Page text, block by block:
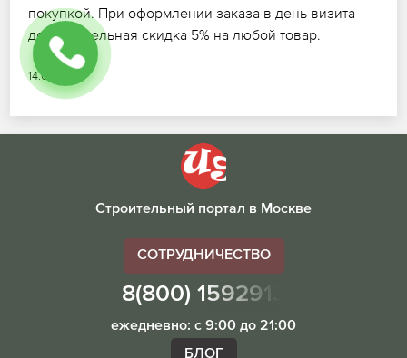
покупкой. При оформлении заказа в день визита —
дополнительная скидка 5% на любой товар.
14.07.2026
Строительный портал в Москве
СОТРУДНИЧЕСТВО
8(800) 1592913
ежедневно: с 9:00 до 21:00
БЛОГ